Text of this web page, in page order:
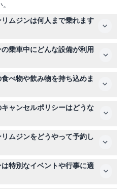
ムジンは何人まで乗れます
で快適に座れますので、グルー
または企業イベントに最適で
乗車中にどんな設備が利用
のラップアラウンドシート、ム
ィンドウ、サラウンドサウンド
ージックプレーヤー、高性能の
プライバシーパーティション、
向インターホンが利用できま
べ物や飲み物を持ち込めま
持ち込みは可能ですが、アルコー
されています。
ャンセルポリシーはどうな
に連絡すれば全額返金されま
日時の変更や予約の再調整も24
無料で可能ですが、空き状況に
のキャンセルや無断キャンセ
ムジンをどうやって予約し
にオンライン予約ができ、希望
確認できます。
特別なイベントや行事に適